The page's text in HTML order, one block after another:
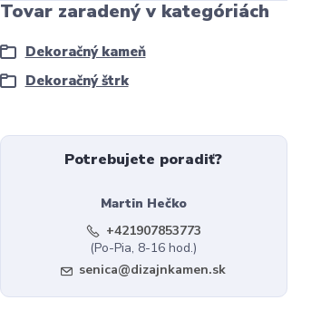
Tovar zaradený v kategóriách
Dekoračný kameň
Dekoračný štrk
Potrebujete poradiť?
Martin Hečko
+421907853773
(Po-Pia, 8-16 hod.)
senica@dizajnkamen.sk